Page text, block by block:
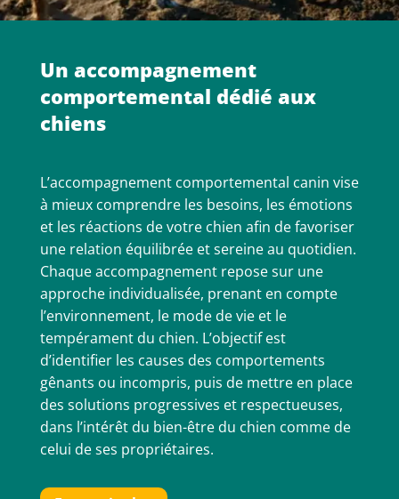
Un accompagnement
comportemental dédié aux
chiens
L’accompagnement comportemental canin vise
à mieux comprendre les besoins, les émotions
et les réactions de votre chien afin de favoriser
une relation équilibrée et sereine au quotidien.
Chaque accompagnement repose sur une
approche individualisée, prenant en compte
l’environnement, le mode de vie et le
tempérament du chien. L’objectif est
d’identifier les causes des comportements
gênants ou incompris, puis de mettre en place
des solutions progressives et respectueuses,
dans l’intérêt du bien-être du chien comme de
celui de ses propriétaires.